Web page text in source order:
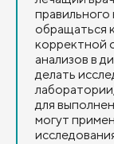
правильного
обращаться
корректной
анализов в
делать
для
могут